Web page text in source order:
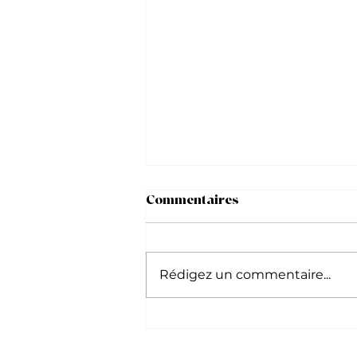
Commentaires
Rédigez un commentaire...